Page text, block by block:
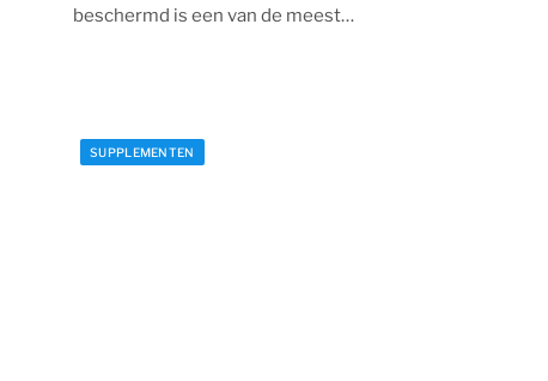
beschermd is een van de meest…
SUPPLEMENTEN